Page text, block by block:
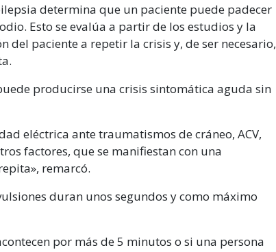
determina que un paciente puede padecer
Esto se evalúa a partir de los estudios y la
paciente a repetir la crisis y, de ser necesario,
producirse una crisis sintomática aguda sin
eléctrica ante traumatismos de cráneo, ACV,
factores, que se manifiestan con una
remarcó.
duran unos segundos y como máximo
por más de 5 minutos o si una persona